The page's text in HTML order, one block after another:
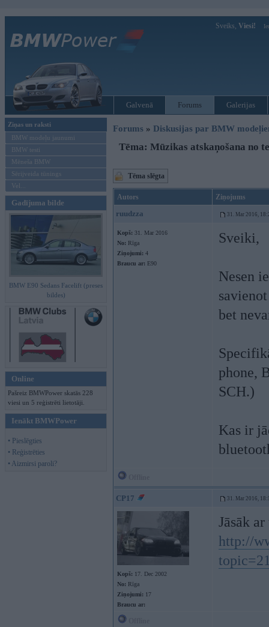
Sveiks, Viesi!
Galvenā Forums Galerijas
Ziņas un raksti
BMW modeļu jaunumi
BMW testi
Mēneša BMW
Sērijveida tūnings
Vel...
Gadījuma bilde
BMW E90 Sedans Facelift (preses
bildes)
Online
Pašreiz BMWPower skatās 228
viesi un 5 reģistrēti lietotāji.
Ienākt BMWPower
• Pieslēgties
• Reģistrēties
• Aizmirsi paroli?
Forums » Diskusijas par BMW
Tēma: Mūzikas atskaņošana no
Tēma slēgta
Autors Ziņojums
ruudzza 31. Mar 2016,
Kopš: 31. Mar 2016
No: Rīga
Ziņojumi: 4
Braucu ar: E90
Sveiki,
Nesen
bet
phone,
SCH.)
Kas ir
CP17 31. Mar 2016,
Kopš: 17. Dec 2002
No: Rīga
Ziņojumi: 17
Braucu ar:
Jāsāk
http://